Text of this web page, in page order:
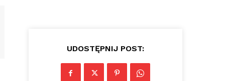
UDOSTĘPNIJ POST: